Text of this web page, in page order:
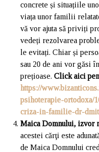
concrete și situațiile
viața unor familii
vă vor ajuta să priviți
vedeți rezolvarea
le evitați. Chiar și
sau 20 de ani vor găsi
prețioase.Click aici
https://
psihoterapie-
criza-in-familie-dr-
Maica Domnului, izvor
acestei cărţi este
de Maica Domnului